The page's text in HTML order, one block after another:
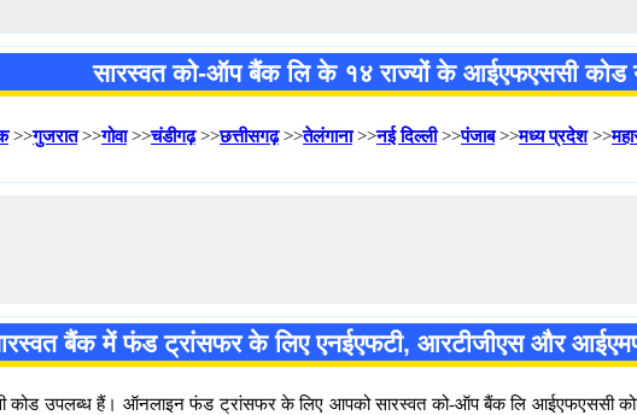
सारस्वत को-ऑप बैंक लि के १४ राज्यों के आईएफएससी कोड
>>गुजरात>>गोवा>>चंडीगढ़>>छत्तीसगढ़>>तेलंगाना>>नई दिल्ली>>पंजाब>>मध्य प्रदेश>>
बैंक में फंड ट्रांसफर के लिए एनईएफटी, आरटीजीएस और
कोड उपलब्ध हैं। ऑनलाइन फंड ट्रांसफर के लिए आपको सारस्वत को-ऑप बैंक लि आईएफएससी कोड